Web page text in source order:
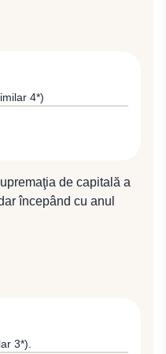
4*).
4*)
de capitală a
începând cu anul
Plimbări și
4*).
3*).